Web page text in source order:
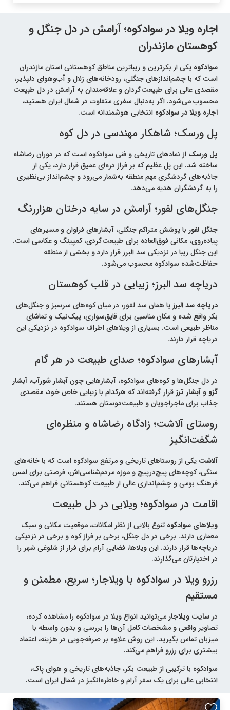
اجاره ویلا در سوادکوه؛ آرامش در دل جنگل و
کوهستان مازندران
سوادکوه یکی از بکرترین و زیباترین مناطق کوهستانی استان مازندران
است که با چشم‌اندازهای جنگلی، رودخانه‌های زلال و آب‌وهوای دلپذیر،
مقصدی عالی برای طبیعت‌گردان و علاقه‌مندان به آرامش در دل طبیعت
محسوب می‌شود. اگر به‌دنبال سفری متفاوت در شمال ایران هستید،
اجاره ویلا در سوادکوه انتخابی هوشمندانه است.
پل ورسک؛ شاهکار مهندسی در دل کوه
پل ورسک از نمادهای تاریخی و فنی سوادکوه است که در دوران رضاشاه
ساخته شد. این پل عظیم که بر فراز دره‌ای عمیق قرار دارد، یکی از
جاذبه‌های گردشگری مهم منطقه به‌شمار می‌رود و چشم‌انداز بی‌نظیری
را به گردشگران هدیه می‌دهد.
جنگل‌های لفور؛ آرامش در سایه درختان هزاررنگ
جنگل لفور با پوشش متراکم جنگلی، آبشارهای فراوان و مسیرهای
پیاده‌روی، مکانی فوق‌العاده برای طبیعت‌گردی، کمپینگ و عکاسی است.
این جنگل زیبا در نزدیکی سد البرز قرار دارد و بخشی از منطقه
حفاظت‌شده سوادکوه محسوب می‌شود.
دریاچه سد البرز؛ زیبایی در قلب کوهستان
دریاچه سد البرز یا همان سد لفور، در میان کوه‌های سرسبز و جنگل‌های
بکر واقع شده و مکان مناسبی برای قایق‌سواری، پیک‌نیک و تماشای
مناظر طبیعی است. بسیاری از ویلاهای اطراف سوادکوه در نزدیکی این
دریاچه قرار دارند.
آبشارهای سوادکوه؛ صدای طبیعت در هر گام
در دل جنگل‌ها و کوه‌های سوادکوه، آبشارهایی چونآبشار شورآب، آبشار
گزو و آبشار ترز قرار گرفته‌اند که هرکدام با زیبایی خاص خود، مقصدی
جذاب برای ماجراجویان و طبیعت‌دوستان هستند.
روستای آلاشت؛ زادگاه رضاشاه و منظره‌ای
شگفت‌انگیز
آلاشت یکی از روستاهای تاریخی و مرتفع سوادکوه است که با خانه‌های
سنگی، کوچه‌های پیچ‌درپیچ و موزه مردم‌شناسی‌اش، فرصتی برای لمس
فرهنگ بومی و چشم‌اندازی عالی از طبیعت کوهستانی فراهم می‌کند.
اقامت در سوادکوه؛ ویلایی در دل طبیعت
ویلاهای سوادکوه تنوع بالایی از نظر امکانات، موقعیت مکانی و سبک
معماری دارند. برخی در دل جنگل، برخی بر فراز کوه و برخی در نزدیکی
دریاچه‌ها قرار دارند. این ویلاها، فضایی آرام برای فرار از شلوغی شهر را
در اختیارتان می‌گذارند.
رزرو ویلا در سوادکوه با ویلاجار؛ سریع، مطمئن و
مستقیم
در سایت ویلاجار می‌توانید انواع ویلا در سوادکوه را مشاهده کرده،
تصاویر واقعی و مشخصات کامل آن‌ها را بررسی و بدون واسطه با
میزبان تماس بگیرید. این روش علاوه بر صرفه‌جویی در هزینه، اعتماد
بیشتری برای رزرو فراهم می‌کند.
سوادکوه با ترکیبی از طبیعت بکر، جاذبه‌های تاریخی و هوای پاک،
انتخابی عالی برای یک سفر آرام و خاطره‌انگیز در شمال ایران است.